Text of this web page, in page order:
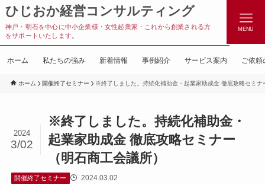
ひじおか経営コンサルティング
神戸・明石を中心に中小企業様・女性起業家・これから創業される方
をサポートいたします。
MENU
ホーム 私たちの強み 新着情報 事例紹介 サービス案内 ご依頼
ホーム 開催終了セミナー ※終了しました。持続化補助金・起業家助成金 徹底攻略セミナ
※終了しました。持続化補助金・
起業家助成金 徹底攻略セミナー
（明石商工会議所）
2024
3/02
開催終了セミナー 2024.03.02